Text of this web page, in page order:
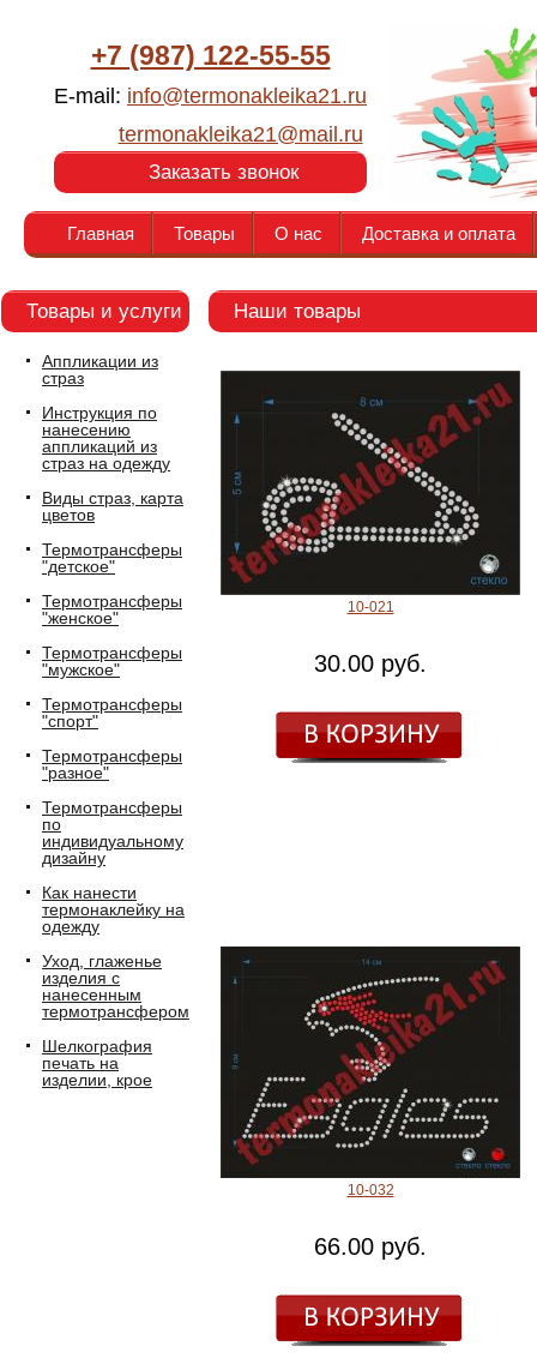
+7 (987) 122-55-55
E-mail: info@termonakleika21.ru
termonakleika21@mail.ru
Заказать звонок
Главная Товары О нас Доставка и оплата
Товары и услуги
Аппликации из
страз
Инструкция по
нанесению
аппликаций из
страз на одежду
Виды страз, карта
цветов
Термотрансферы
"детское"
Термотрансферы
"женское"
Термотрансферы
"мужское"
Термотрансферы
"спорт"
Термотрансферы
"разное"
Термотрансферы
по
индивидуальному
дизайну
Как нанести
термонаклейку на
одежду
Уход, глаженье
изделия с
нанесенным
термотрансфером
Шелкография
печать на
изделии, крое
Наши товары
10-021
30.00 руб.
10-032
66.00 руб.